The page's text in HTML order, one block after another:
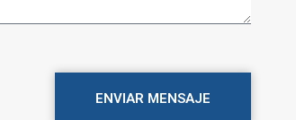
ENVIAR MENSAJE